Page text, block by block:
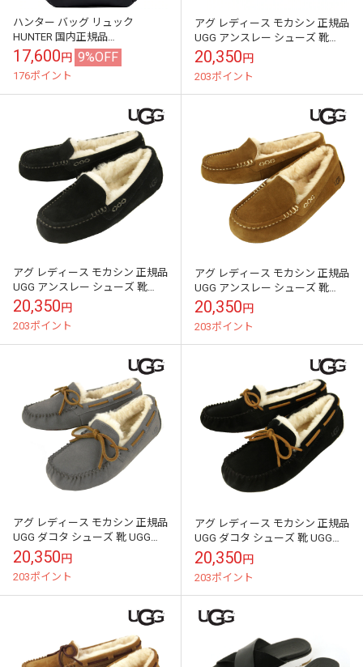
ハンター バッグ リュック
HUNTER 国内正規品
UBB1116SHA ORIGINAL PUFFER
BACKPACK オリ...
17,600円 9%OFF
176ポイント
アグ レディース モカシン 正規品
UGG アンスレー シューズ 靴
UGG ANSLEY DRIVING
MOCCASIN 11...
20,350円
203ポイント
アグ レディース モカシン 正規品
UGG アンスレー シューズ 靴
UGG ANSLEY DRIVING
MOCCASIN 11...
20,350円
203ポイント
アグ レディース モカシン 正規品
UGG アンスレー シューズ 靴
UGG ANSLEY DRIVING
MOCCASIN 11...
20,350円
203ポイント
アグ レディース モカシン 正規品
UGG ダコタ シューズ 靴 UGG
DAKOTA MOCCASIN 1107949
PEWT...
20,350円
203ポイント
アグ レディース モカシン 正規品
UGG ダコタ シューズ 靴 UGG
DAKOTA MOCCASIN 1107949
BLAC...
20,350円
203ポイント